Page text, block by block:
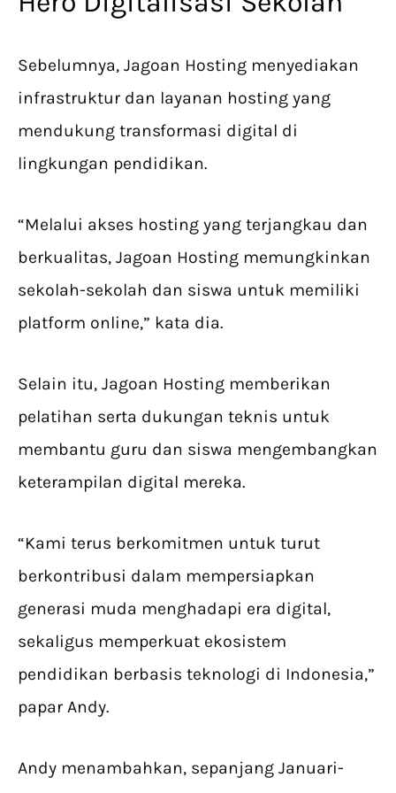
Sebelumnya, Jagoan Hosting menyediakan
infrastruktur dan layanan hosting yang
mendukung transformasi digital di
lingkungan pendidikan.
“Melalui akses hosting yang terjangkau dan
berkualitas, Jagoan Hosting memungkinkan
sekolah-sekolah dan siswa untuk memiliki
platform online,” kata dia.
Selain itu, Jagoan Hosting memberikan
pelatihan serta dukungan teknis untuk
membantu guru dan siswa mengembangkan
keterampilan digital mereka.
“Kami terus berkomitmen untuk turut
berkontribusi dalam mempersiapkan
generasi muda menghadapi era digital,
sekaligus memperkuat ekosistem
pendidikan berbasis teknologi di Indonesia,”
papar Andy.
Andy menambahkan, sepanjang Januari-